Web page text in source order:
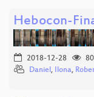
Hebocon-
2018-12-28
Daniel , Ilona,